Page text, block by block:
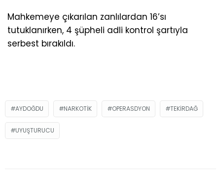
Mahkemeye çıkarılan zanlılardan 16’sı
tutuklanırken, 4 şüpheli adli kontrol şartıyla
serbest bırakıldı.
AYDOĞDU NARKOTIK OPERASDYON TEKIRDAĞ
UYUŞTURUCU